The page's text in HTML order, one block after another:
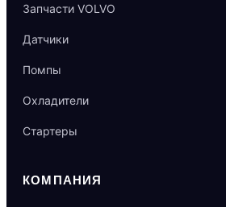
Запчасти VOLVO
Датчики
Помпы
Охладители
Стартеры
КОМПАНИЯ